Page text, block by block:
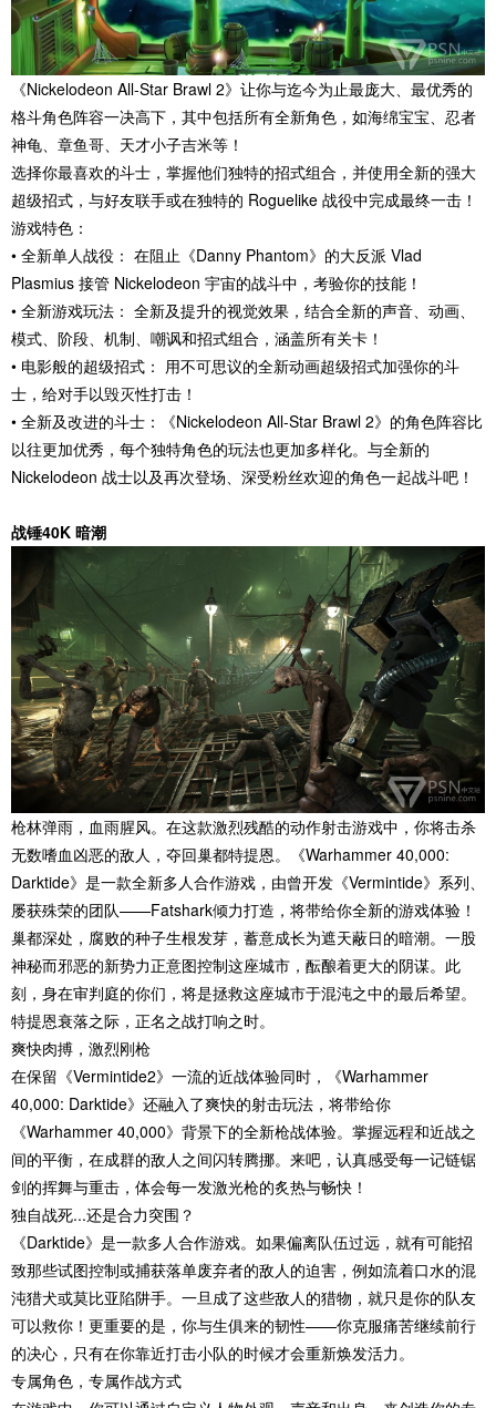
《Nickelodeon All-Star Brawl 2》让你与迄今为止最庞大、最优秀的
格斗角色阵容一决高下，其中包括所有全新角色，如海绵宝宝、忍者
神龟、章鱼哥、天才小子吉米等！
选择你最喜欢的斗士，掌握他们独特的招式组合，并使用全新的强大
超级招式，与好友联手或在独特的 Roguelike 战役中完成最终一击！
游戏特色：
• 全新单人战役： 在阻止《Danny Phantom》的大反派 Vlad
Plasmius 接管 Nickelodeon 宇宙的战斗中，考验你的技能！
• 全新游戏玩法： 全新及提升的视觉效果，结合全新的声音、动画、
模式、阶段、机制、嘲讽和招式组合，涵盖所有关卡！
• 电影般的超级招式： 用不可思议的全新动画超级招式加强你的斗
士，给对手以毁灭性打击！
• 全新及改进的斗士：《Nickelodeon All-Star Brawl 2》的角色阵容比
以往更加优秀，每个独特角色的玩法也更加多样化。与全新的
Nickelodeon 战士以及再次登场、深受粉丝欢迎的角色一起战斗吧！
战锤40K 暗潮
枪林弹雨，血雨腥风。在这款激烈残酷的动作射击游戏中，你将击杀
无数嗜血凶恶的敌人，夺回巢都特提恩。《Warhammer 40,000:
Darktide》是一款全新多人合作游戏，由曾开发《Vermintide》系列、
屡获殊荣的团队——Fatshark倾力打造，将带给你全新的游戏体验！
巢都深处，腐败的种子生根发芽，蓄意成长为遮天蔽日的暗潮。一股
神秘而邪恶的新势力正意图控制这座城市，酝酿着更大的阴谋。此
刻，身在审判庭的你们，将是拯救这座城市于混沌之中的最后希望。
特提恩衰落之际，正名之战打响之时。
爽快肉搏，激烈刚枪
在保留《Vermintide2》一流的近战体验同时，《Warhammer
40,000: Darktide》还融入了爽快的射击玩法，将带给你
《Warhammer 40,000》背景下的全新枪战体验。掌握远程和近战之
间的平衡，在成群的敌人之间闪转腾挪。来吧，认真感受每一记链锯
剑的挥舞与重击，体会每一发激光枪的炙热与畅快！
独自战死...还是合力突围？
《Darktide》是一款多人合作游戏。如果偏离队伍过远，就有可能招
致那些试图控制或捕获落单废弃者的敌人的迫害，例如流着口水的混
沌猎犬或莫比亚陷阱手。一旦成了这些敌人的猎物，就只是你的队友
可以救你！更重要的是，你与生俱来的韧性——你克服痛苦继续前行
的决心，只有在你靠近打击小队的时候才会重新焕发活力。
专属角色，专属作战方式